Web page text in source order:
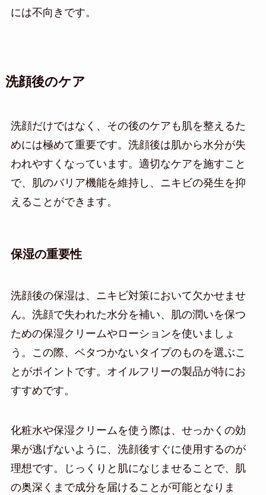
には不向きです。
洗顔後のケア
洗顔だけではなく、その後のケアも肌を整えるた
めには極めて重要です。洗顔後は肌から水分が失
われやすくなっています。適切なケアを施すこと
で、肌のバリア機能を維持し、ニキビの発生を抑
えることができます。
保湿の重要性
洗顔後の保湿は、ニキビ対策において欠かせませ
ん。洗顔で失われた水分を補い、肌の潤いを保つ
ための保湿クリームやローションを使いましょ
う。この際、ベタつかないタイプのものを選ぶこ
とがポイントです。オイルフリーの製品が特にお
すすめです。
化粧水や保湿クリームを使う際は、せっかくの効
果が逃げないように、洗顔後すぐに使用するのが
理想です。じっくりと肌になじませることで、肌
の奥深くまで成分を届けることが可能となりま